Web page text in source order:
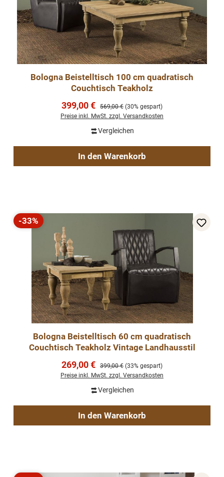
Bologna Beistelltisch 100 cm quadratisch
Couchtisch Teakholz
Verkaufspreis:
399,00 € Regulärer Preis:
569,00 € (30% gespart)
Preise inkl. MwSt. zzgl. Versandkosten
Vergleichen
In den Warenkorb
Rabatt
-33%
Bologna Beistelltisch 60 cm quadratisch
Couchtisch Teakholz Vintage Landhausstil
Verkaufspreis:
269,00 € Regulärer Preis:
399,00 € (33% gespart)
Preise inkl. MwSt. zzgl. Versandkosten
Vergleichen
In den Warenkorb